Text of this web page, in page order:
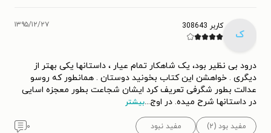
ک
کاربر 308643 ۱۳۹۵/۱۲/۲۷
درود بی نظیر بود، یک شاهکار تمام عیار ، داستانها یکی بهتر از
دیگری . خواهشن این کتاب بخونید دوستان . همانطور که روسو
عدالت بطور شگرفی تعریف کرد ایشان شجاعت بطور معجزه اسایی
در داستانها شرح میده. در اوج...بیشتر
مفید بود (۲) مفید نبود ۰